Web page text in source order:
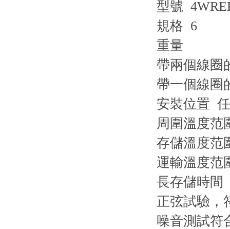
型號
規格 6
重量
帶兩個線圈
帶一個線圈
安裝位置
周圍溫度范
存儲溫度范
運輸溫度范
長存儲時間
正弦試驗，
噪音測試符